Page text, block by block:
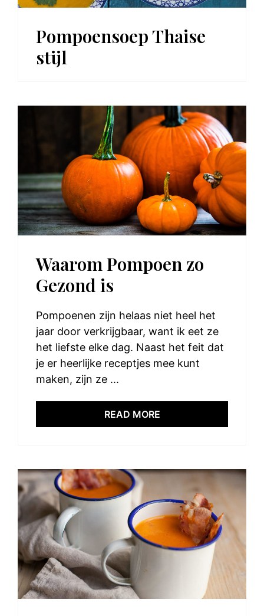
Pompoensoep Thaise
stijl
Waarom Pompoen zo
Gezond is
Pompoenen zijn helaas niet heel het
jaar door verkrijgbaar, want ik eet ze
het liefste elke dag. Naast het feit dat
je er heerlijke receptjes mee kunt
maken, zijn ze ...
READ MORE